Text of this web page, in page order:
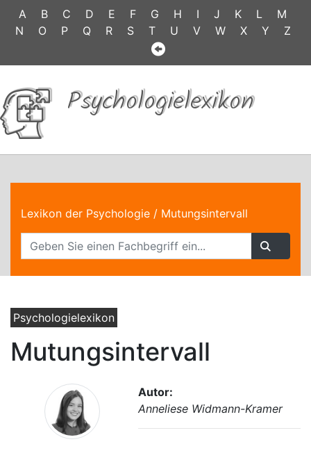
A B C D E F G H I J K L
M
N
O P Q R S T U V W X Y Z
Psychologielexikon
Lexikon der Psychologie / Mutungsintervall
Psychologielexikon
Mutungsintervall
Autor:
Anneliese Widmann-Kramer